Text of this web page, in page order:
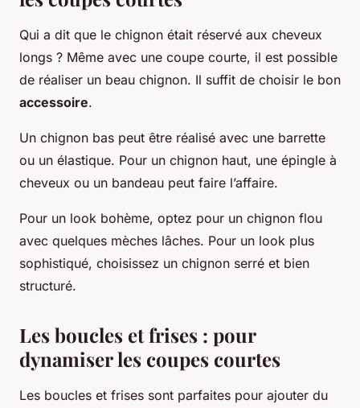
Qui a dit que le chignon était réservé aux cheveux
longs ? Même avec une coupe courte, il est possible
de réaliser un beau chignon. Il suffit de choisir le bon
accessoire.
Un chignon bas peut être réalisé avec une barrette
ou un élastique. Pour un chignon haut, une épingle à
cheveux ou un bandeau peut faire l’affaire.
Pour un look bohème, optez pour un chignon flou
avec quelques mèches lâches. Pour un look plus
sophistiqué, choisissez un chignon serré et bien
structuré.
Les boucles et frises : pour
dynamiser les coupes courtes
Les boucles et frises sont parfaites pour ajouter du